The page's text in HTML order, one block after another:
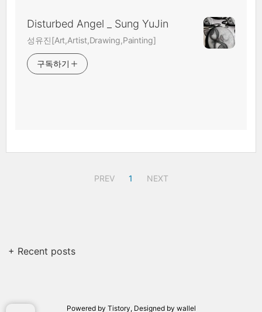
Disturbed Angel _ Sung YuJin
성유진[Art,Artist,Drawing,Painting]
구독하기
PREV 1 NEXT
+ Recent posts
Powered by Tistory, Designed by wallel